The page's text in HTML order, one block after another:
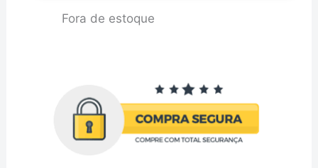
Fora de estoque